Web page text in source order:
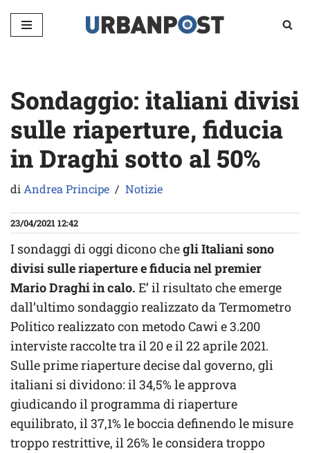
Vai
Sondaggio: italiani divisi
sulle riaperture, fiducia
in Draghi sotto al 50%
diAndrea Principe Notizie
23/04/2021 12:42
I sondaggi di oggi dicono chegli Italiani sono
divisi sulle riaperture e fiducia nel premier
Mario Draghi in calo. E’ il risultato che emerge
dall’ultimo sondaggio realizzato da Termometro
Politico realizzato con metodo Cawi e 3.200
interviste raccolte tra il 20 e il 22 aprile 2021.
Sulle prime riaperture decise dal governo, gli
italiani si dividono: il 34,5% le approva
giudicando il programma di riaperture
equilibrato, il 37,1% le boccia definendo le misure
troppo restrittive, il 26% le considera troppo